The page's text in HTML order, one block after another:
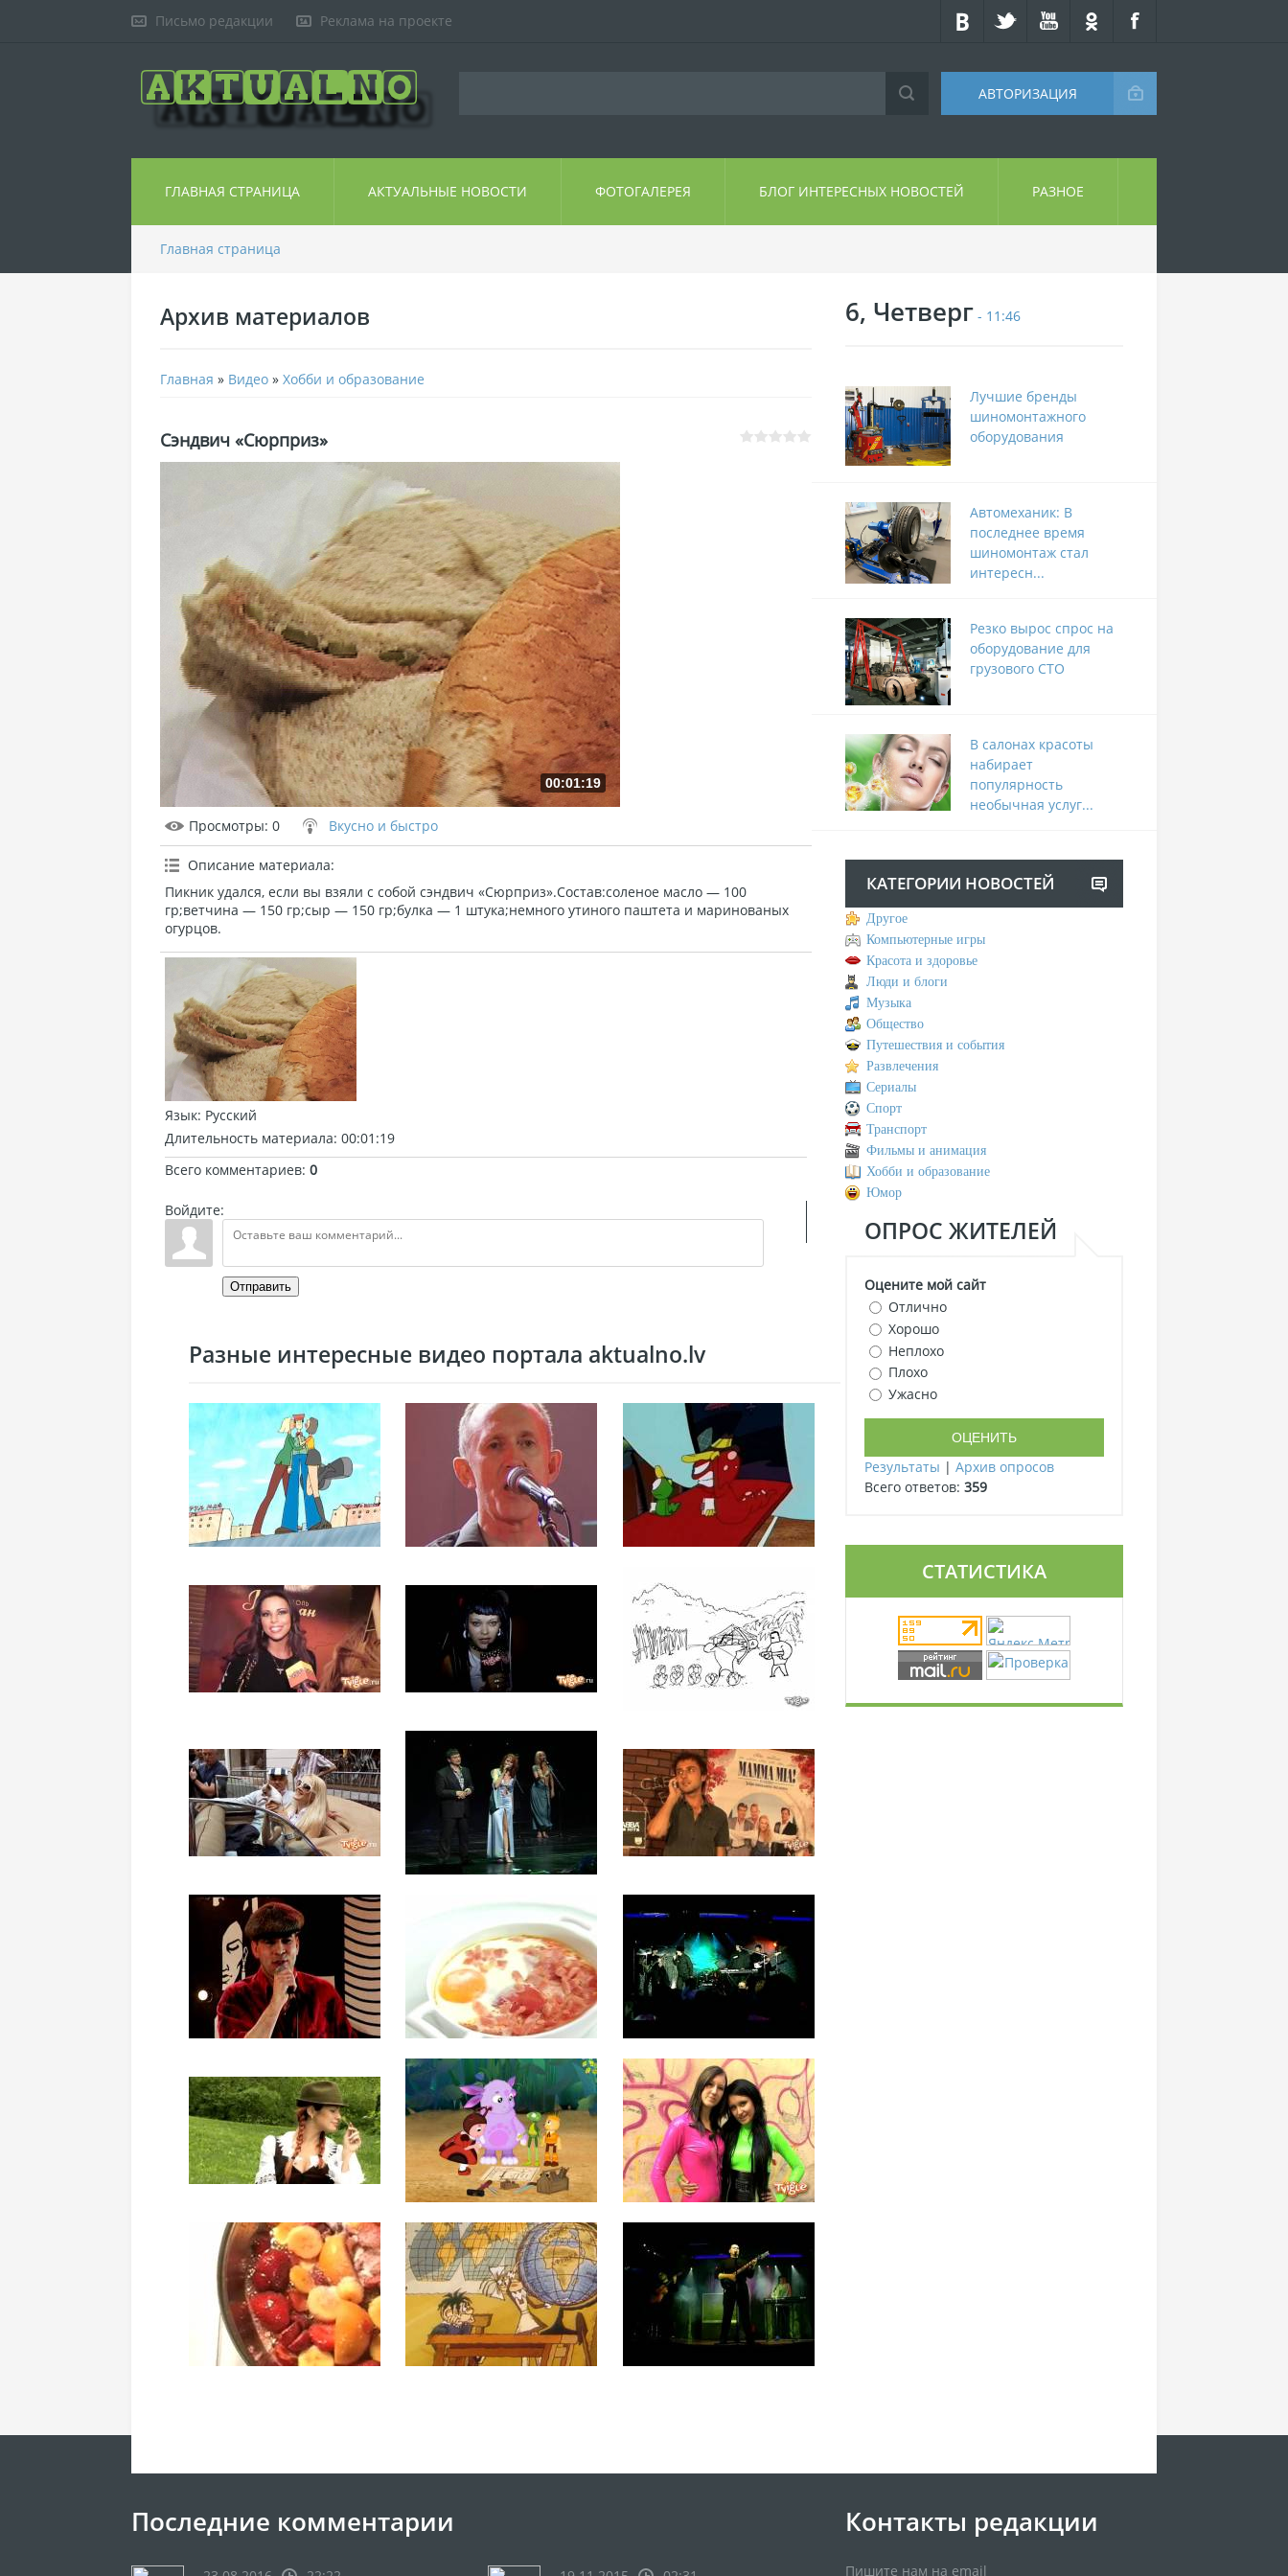
Письмо редакции Реклама на проекте
АВТОРИЗАЦИЯ
ГЛАВНАЯ СТРАНИЦА АКТУАЛЬНЫЕ НОВОСТИ ФОТОГАЛЕРЕЯ БЛОГ ИНТЕРЕСНЫХ НОВОСТЕЙ РАЗНОЕ
Главная страница
Архив материалов
Главная » Видео » Хобби и образование
Сэндвич «Сюрприз»
00:01:19
Просмотры: 0 Вкусно и быстро
Описание материала:
Пикник удался, если вы взяли с собой сэндвич «Сюрприз».Состав:соленое масло — 100
гр;ветчина — 150 гр;сыр — 150 гр;булка — 1 штука;немного утиного паштета и маринованых
огурцов.
Язык: Русский
Длительность материала: 00:01:19
Всего комментариев: 0
Войдите:
Отправить
Разные интересные видео портала aktualno.lv
6, Четверг - 11:46
Лучшие бренды
шиномонтажного
оборудования
Автомеханик: В
последнее время
шиномонтаж стал
интересн...
Резко вырос спрос на
оборудование для
грузового СТО
В салонах красоты
набирает
популярность
необычная услуг...
КАТЕГОРИИ НОВОСТЕЙ
Другое
Компьютерные игры
Красота и здоровье
Люди и блоги
Музыка
Общество
Путешествия и события
Развлечения
Сериалы
Спорт
Транспорт
Фильмы и анимация
Хобби и образование
Юмор
ОПРОС ЖИТЕЛЕЙ
Оцените мой сайт
Отлично
Хорошо
Неплохо
Плохо
Ужасно
Результаты | Архив опросов
Всего ответов: 359
СТАТИСТИКА
Последние комментарии Контакты редакции
Пишите нам на email